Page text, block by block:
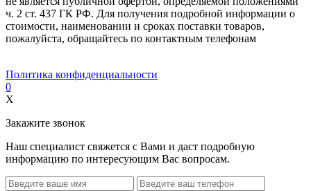
ч. 2 ст. 437 ГК РФ. Для получения подробной информации о
стоимости, наименовании и сроках поставки товаров,
пожалуйста, обращайтесь по контактным телефонам
Политика конфиденциальности
0
X
Закажите звонок
Наш специалист свяжется с Вами и даст подробную
информацию по интересующим Вас вопросам.